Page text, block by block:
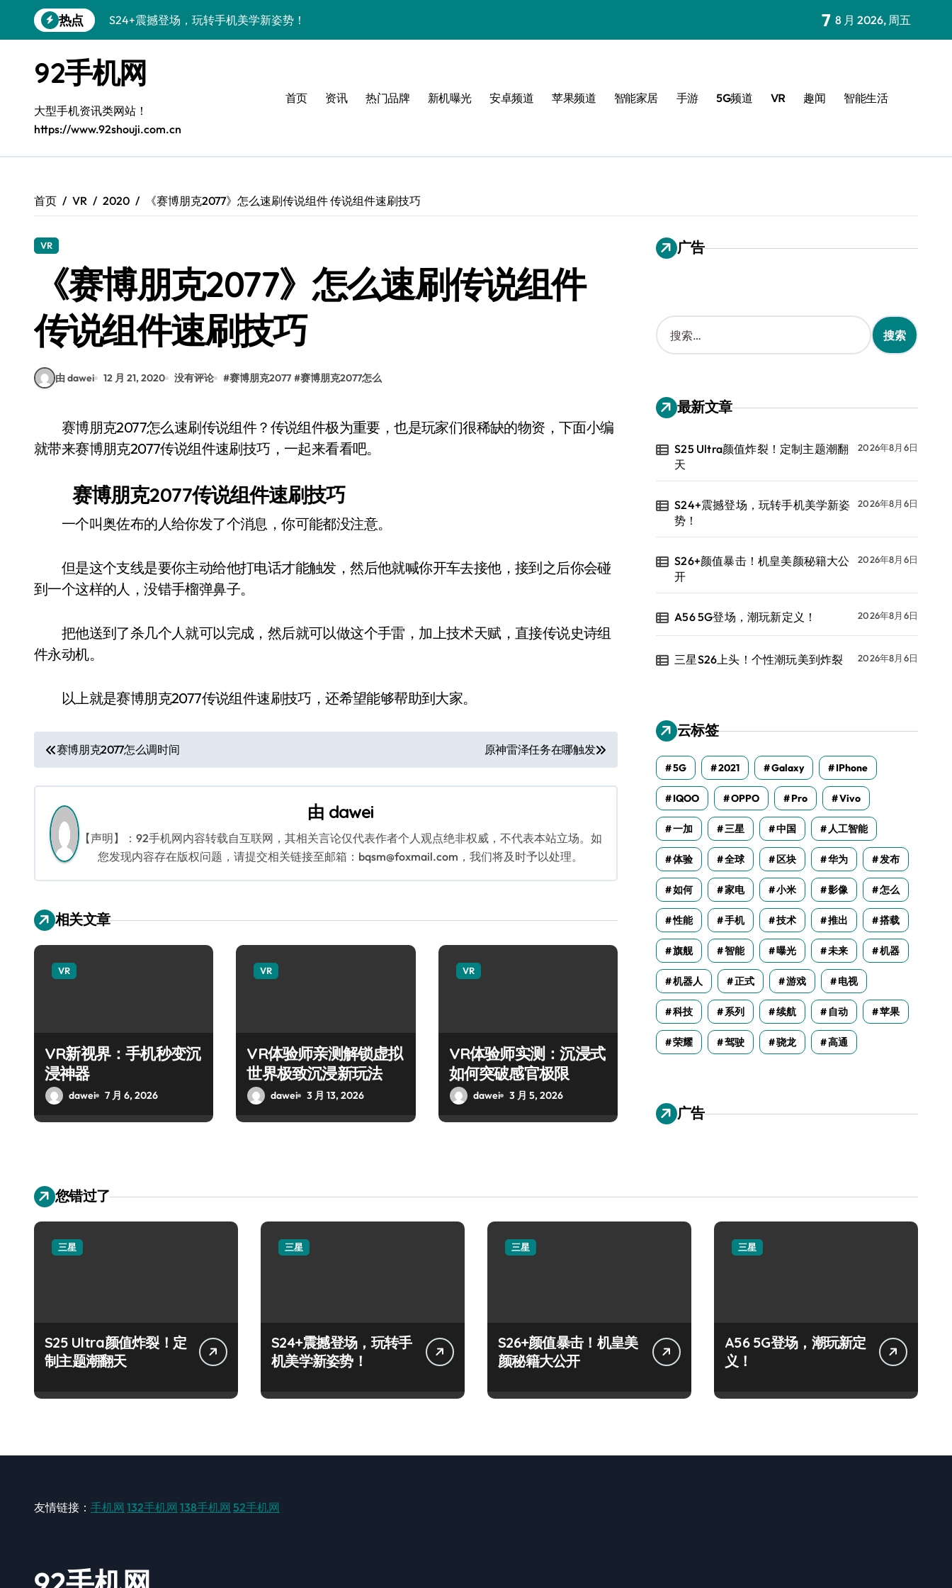
到
热点
S24+震撼登场，玩转手机美学新姿势！
A56 5G登场，潮玩新定义！
三星S26上头！个性潮玩美到炸裂
S25潮改指南：个性定制，酷到没朋友！
Galaxy C55 5G潮定新定义
Galaxy Z Flip6：折叠潮流，秒杀全场
S25 Ultra颜值炸裂！定制主题潮翻天
7 8 月 2026, 周五
92手机网
大型手机资讯类网站！
https://www.92shouji.com.cn
首页 资讯 热门品牌 新机曝光 安卓频道 苹果频道 智能家居 手游 5G频道 VR 趣闻 智能生活
首页 VR 2020 《赛博朋克2077》怎么速刷传说组件 传说组件速刷技巧
VR
《赛博朋克2077》怎么速刷传说组件
传说组件速刷技巧
由 dawei 12 月 21, 2020 没有评论 #赛博朋克2077 #赛博朋克2077怎么
赛博朋克2077怎么速刷传说组件？传说组件极为重要，也是玩家们很稀缺的物资，下面小编
就带来赛博朋克2077传说组件速刷技巧，一起来看看吧。
赛博朋克2077传说组件速刷技巧
一个叫奥佐布的人给你发了个消息，你可能都没注意。
但是这个支线是要你主动给他打电话才能触发，然后他就喊你开车去接他，接到之后你会碰
到一个这样的人，没错手榴弹鼻子。
把他送到了杀几个人就可以完成，然后就可以做这个手雷，加上技术天赋，直接传说史诗组
件永动机。
以上就是赛博朋克2077传说组件速刷技巧，还希望能够帮助到大家。
文
章
导
航
赛博朋克2077怎么调时间 原神雷泽任务在哪触发
由 dawei
【声明】：92手机网内容转载自互联网，其相关言论仅代表作者个人观点绝非权威，不代表本站立场。如
您发现内容存在版权问题，请提交相关链接至邮箱：bqsm@foxmail.com，我们将及时予以处理。
相关文章
VR
VR新视界：手机秒变沉
浸神器
dawei 7 月 6, 2026
VR
VR体验师亲测解锁虚拟
世界极致沉浸新玩法
dawei 3 月 13, 2026
VR
VR体验师实测：沉浸式
如何突破感官极限
dawei 3 月 5, 2026
广告
搜
索
：
最新文章
S25 Ultra颜值炸裂！定制主题潮翻
天
2026年8月6日
S24+震撼登场，玩转手机美学新姿
势！
2026年8月6日
S26+颜值暴击！机皇美颜秘籍大公
开
2026年8月6日
A56 5G登场，潮玩新定义！ 2026年8月6日
三星S26上头！个性潮玩美到炸裂 2026年8月6日
云标签
5G 2021 Galaxy IPhone
IQOO OPPO Pro Vivo
一加 三星 中国 人工智能
体验 全球 区块 华为 发布
如何 家电 小米 影像 怎么
性能 手机 技术 推出 搭载
旗舰 智能 曝光 未来 机器
机器人 正式 游戏 电视
科技 系列 续航 自动 苹果
荣耀 驾驶 骁龙 高通
广告
您错过了
三星
S25 Ultra颜值炸裂！定
制主题潮翻天
三星
S24+震撼登场，玩转手
机美学新姿势！
三星
S26+颜值暴击！机皇美
颜秘籍大公开
三星
A56 5G登场，潮玩新定
义！
友情链接： 手机网 132手机网 138手机网 52手机网